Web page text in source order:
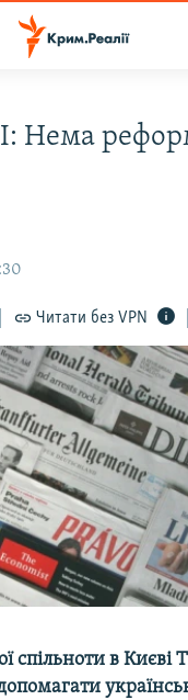
КРИМУ
Нема
Читати без VPN
спільноти в Києві